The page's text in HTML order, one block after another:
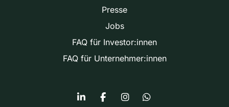
Presse
Jobs
FAQ für Investor:innen
FAQ für Unternehmer:innen